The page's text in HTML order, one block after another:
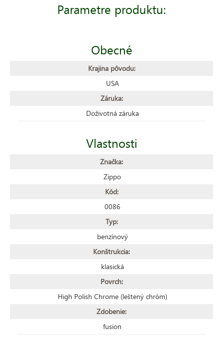
Parametre produktu:
Obecné
Krajina pôvodu:
USA
Záruka:
Doživotná záruka
Vlastnosti
Značka:
Zippo
Kód:
0086
Typ:
benzínový
Konštrukcia:
klasická
Povrch:
High Polish Chrome (leštený chróm)
Zdobenie:
fusion